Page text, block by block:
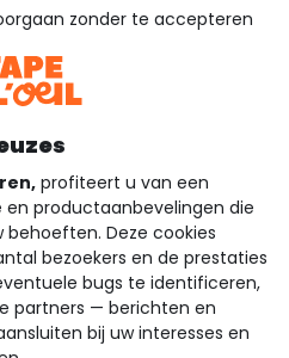
applicatie
applicatie
profiteert u van een
productaanbevelingen die
Deze cookies
bezoekers en de prestaties
bugs te identificeren,
partners — berichten en
bij uw interesses en
zonder te accepteren